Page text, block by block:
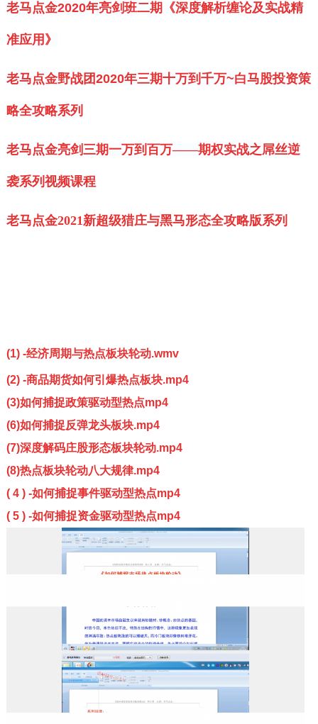
老马点金2020年亮剑班二期《深度解析缠论及实战精
准应用》
老马点金野战团2020年三期十万到千万~白马股投资策
略全攻略系列
老马点金亮剑三期一万到百万——期权实战之屌丝逆
袭系列视频课程
老马点金2021新超级猎庄与黑马形态全攻略版系列
(1) -经济周期与热点板块轮动.wmv
(2) -商品期货如何引爆热点板块.mp4
(3)如何捕捉政策驱动型热点mp4
(6)如何捕捉反弹龙头板块.mp4
(7)深度解码庄股形态板块轮动.mp4
(8)热点板块轮动八大规律.mp4
( 4 ) -如何捕捉事件驱动型热点mp4
( 5 ) -如何捕捉资金驱动型热点mp4